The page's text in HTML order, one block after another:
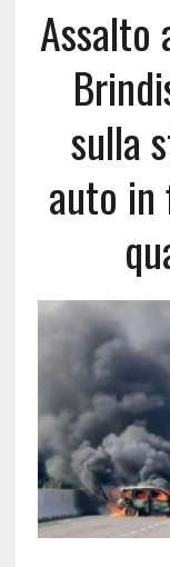
Assalto
sulla
auto in